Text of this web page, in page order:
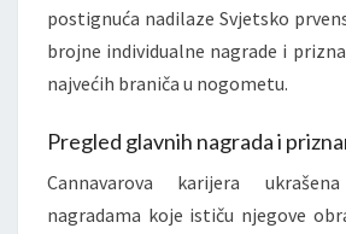
postignuća nadilaze Svjetsko
brojne individualne nagrade i
najvećih braniča u nogometu.
Pregled glavnih nagrada i
Cannavarova karijera
nagradama koje ističu njegove